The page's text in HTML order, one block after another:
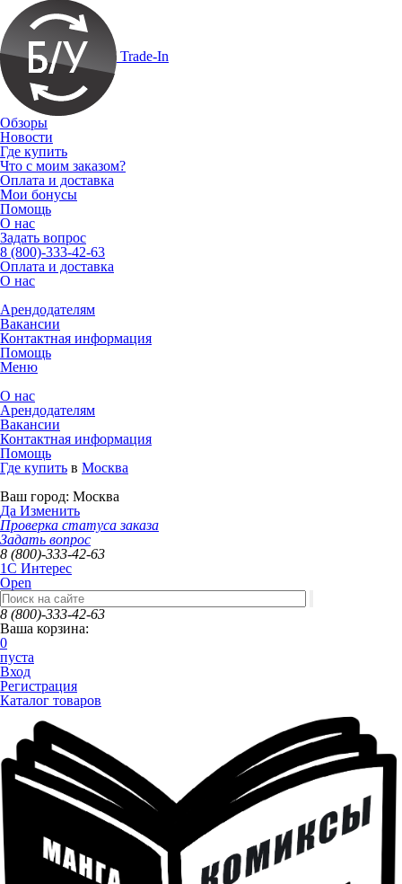
Trade-In
Обзоры
Новости
Где купить
Что с моим заказом?
Оплата и доставка
Мои бонусы
Помощь
О нас
Задать вопрос
8 (800)-333-42-63
Оплата и доставка
О нас
Арендодателям
Вакансии
Контактная информация
Помощь
Меню
О нас
Арендодателям
Вакансии
Контактная информация
Помощь
Где купить в Москва
Ваш город: Москва
Да Изменить
Проверка статуса заказа
Задать вопрос
8 (800)-333-42-63
1C Интерес
Open
8 (800)-333-42-63
Ваша корзина:
0
пуста
Вход
Регистрация
Каталог товаров